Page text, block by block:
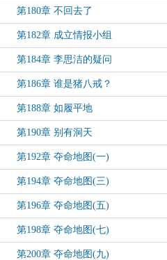
第180章 不回去了
第182章 成立情报小组
第184章 李思洁的疑问
第186章 谁是猪八戒？
第188章 如履平地
第190章 别有洞天
第192章 夺命地图(一)
第194章 夺命地图(三)
第196章 夺命地图(五)
第198章 夺命地图(七)
第200章 夺命地图(九)